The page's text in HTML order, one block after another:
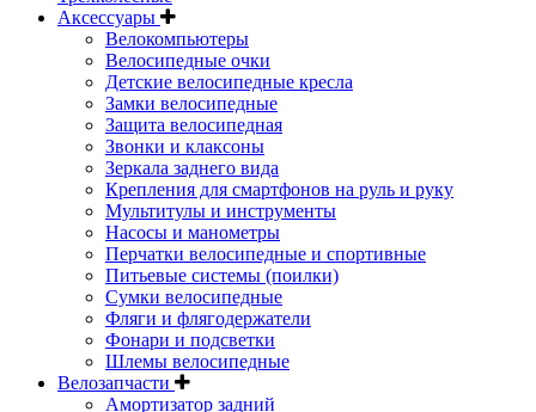
Аксессуары
Велокомпьютеры
Велосипедные очки
Детские велосипедные кресла
Замки велосипедные
Защита велосипедная
Звонки и клаксоны
Зеркала заднего вида
Крепления для смартфонов на руль и руку
Мультитулы и инструменты
Насосы и манометры
Перчатки велосипедные и спортивные
Питьевые системы (поилки)
Сумки велосипедные
Фляги и флягодержатели
Фонари и подсветки
Шлемы велосипедные
Велозапчасти
Амортизатор задний